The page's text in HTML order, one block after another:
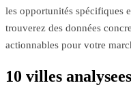
les opportunités spécifiques
trouverez des données
actionnables pour votre
10 villes analysees